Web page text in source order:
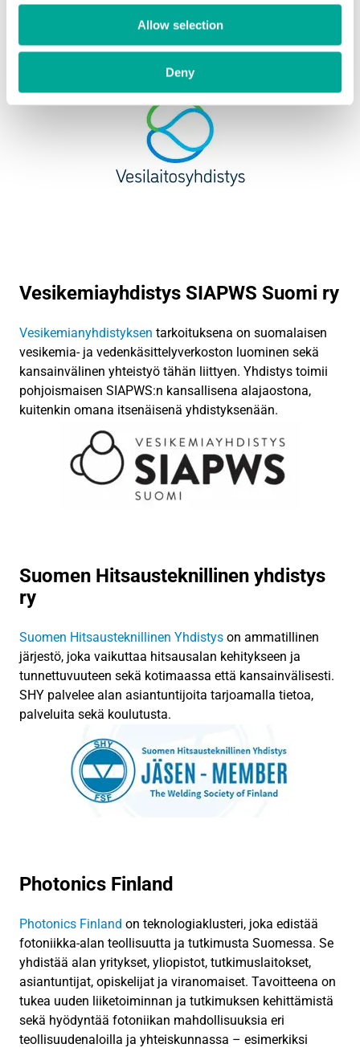
Allow selection
Deny
Vesikemiayhdistys SIAPWS Suomi ry
Vesikemianyhdistyksen tarkoituksena on suomalaisen
vesikemia- ja vedenkäsittelyverkoston luominen sekä
kansainvälinen yhteistyö tähän liittyen. Yhdistys toimii
pohjoismaisen SIAPWS:n kansallisena alajaostona,
kuitenkin omana itsenäisenä yhdistyksenään.
Suomen Hitsausteknillinen yhdistys
ry
Suomen Hitsausteknillinen Yhdistys on ammatillinen
järjestö, joka vaikuttaa hitsausalan kehitykseen ja
tunnettuvuuteen sekä kotimaassa että kansainvälisesti.
SHY palvelee alan asiantuntijoita tarjoamalla tietoa,
palveluita sekä koulutusta.
Photonics Finland
Photonics Finland on teknologia­klusteri, joka edistää
fotoniikka-alan teollisuutta ja tutkimusta Suomessa. Se
yhdistää alan yritykset, yliopistot, tutkimuslaitokset,
asiantuntijat, opiskelijat ja viranomaiset. Tavoitteena on
tukea uuden liiketoiminnan ja tutkimuksen kehittämistä
sekä hyödyntää fotoniikan mahdollisuuksia eri
teollisuudenaloilla ja yhteiskunnassa – esimerkiksi